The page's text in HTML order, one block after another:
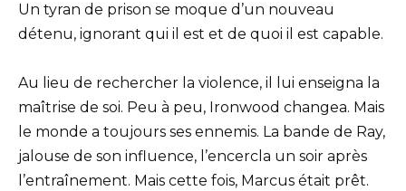
Un tyran de prison se moque d’un nouveau
détenu, ignorant qui il est et de quoi il est capable.
Au lieu de rechercher la violence, il lui enseigna la
maîtrise de soi. Peu à peu, Ironwood changea. Mais
le monde a toujours ses ennemis. La bande de Ray,
jalouse de son influence, l’encercla un soir après
l’entraînement. Mais cette fois, Marcus était prêt.